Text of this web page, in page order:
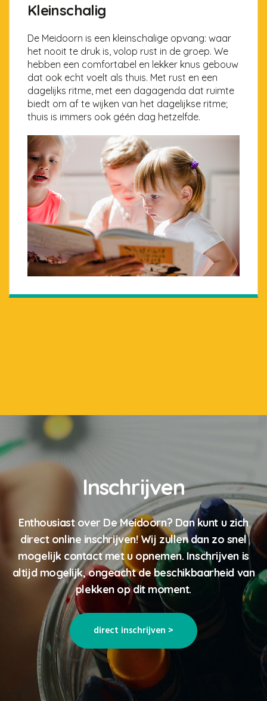
Kleinschalig
De Meidoorn is een kleinschalige opvang: waar
het nooit te druk is, volop rust in de groep. We
hebben een comfortabel en lekker knus gebouw
dat ook echt voelt als thuis. Met rust en een
dagelijks ritme, met een dagagenda dat ruimte
biedt om af te wijken van het dagelijkse ritme;
thuis is immers ook géén dag hetzelfde.
Inschrijven
Enthousiast over De Meidoorn? Dan kunt u zich
direct online inschrijven! Wij zullen dan zo snel
mogelijk contact met u opnemen. Inschrijven is
altijd mogelijk, ongeacht de beschikbaarheid van
plekken op dit moment.
direct inschrijven >